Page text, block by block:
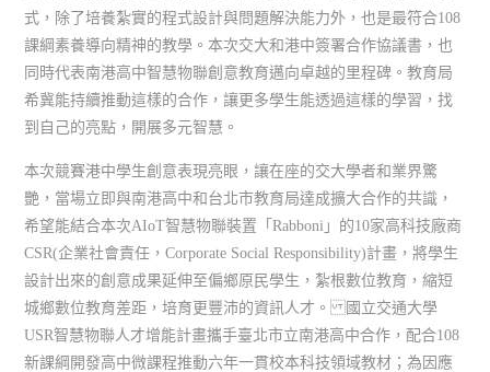
式，除了培養紮實的程式設計與問題解決能力外，也是最符合108
課綱素養導向精神的教學。本次交大和港中簽署合作協議書，也
同時代表南港高中智慧物聯創意教育邁向卓越的里程碑。教育局
希冀能持續推動這樣的合作，讓更多學生能透過這樣的學習，找
到自己的亮點，開展多元智慧。
本次競賽港中學生創意表現亮眼，讓在座的交大學者和業界驚
艷，當場立即與南港高中和台北市教育局達成擴大合作的共識，
希望能結合本次AIoT智慧物聯裝置「Rabboni」的10家高科技廠商
CSR(企業社會責任，Corporate Social Responsibility)計畫，將學生
設計出來的創意成果延伸至偏鄉原民學生，紮根數位教育，縮短
城鄉數位教育差距，培育更豐沛的資訊人才。 國立交通大學
USR智慧物聯人才增能計畫攜手臺北市立南港高中合作，配合108
新課綱開發高中微課程推動六年一貫校本科技領域教材；為因應